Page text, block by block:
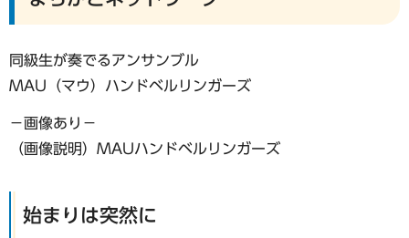
同級生が奏でるアンサンブル
MAU（マウ）ハンドベルリンガーズ
−画像あり−
（画像説明）MAUハンドベルリンガーズ
始まりは突然に